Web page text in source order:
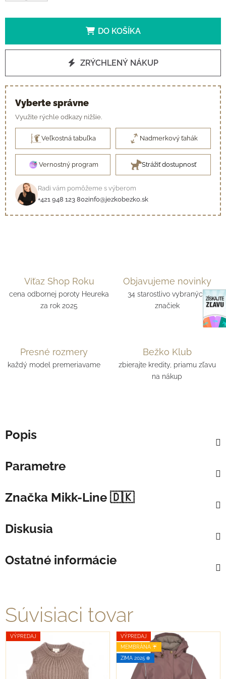
DO KOŠÍKA
ZRÝCHLENÝ NÁKUP
Vyberte správne
Využite rýchle odkazy nižšie.
Veľkostná tabuľka Nadmerkový ťahák
Vernostný program Strážiť dostupnosť
Radi vám pomôžeme s výberom
+421 948 123 802info@jezkobezko.sk
Víťaz Shop Roku
cena odbornej poroty Heureka
za rok 2025
Objavujeme novinky
34 starostlivo vybraných
značiek
Presné rozmery
každý model premeriavame
Bežko Klub
zbierajte kredity, priamu zľavu
na nákup
Popis
Parametre
Značka Mikk-Line 🇩🇰
Diskusia
Ostatné informácie
Súvisiaci tovar
VÝPREDAJ
VÝPREDAJ
MEMBRÁNA ☔️
ZIMA 2025 ❄️